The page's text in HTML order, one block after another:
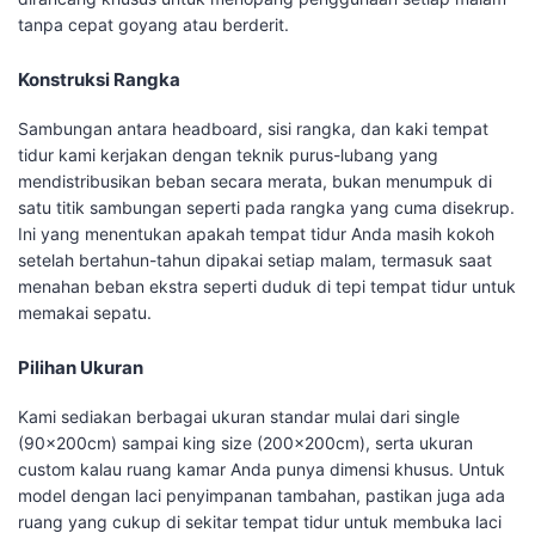
tanpa cepat goyang atau berderit.
Konstruksi Rangka
Sambungan antara headboard, sisi rangka, dan kaki tempat
tidur kami kerjakan dengan teknik purus-lubang yang
mendistribusikan beban secara merata, bukan menumpuk di
satu titik sambungan seperti pada rangka yang cuma disekrup.
Ini yang menentukan apakah tempat tidur Anda masih kokoh
setelah bertahun-tahun dipakai setiap malam, termasuk saat
menahan beban ekstra seperti duduk di tepi tempat tidur untuk
memakai sepatu.
Pilihan Ukuran
Kami sediakan berbagai ukuran standar mulai dari single
(90x200cm) sampai king size (200x200cm), serta ukuran
custom kalau ruang kamar Anda punya dimensi khusus. Untuk
model dengan laci penyimpanan tambahan, pastikan juga ada
ruang yang cukup di sekitar tempat tidur untuk membuka laci